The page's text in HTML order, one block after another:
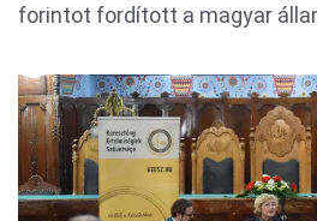
forintot fordított a magyar